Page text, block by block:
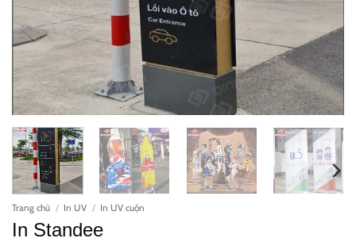
Trang chủ / In UV / In UV cuộn
In Standee